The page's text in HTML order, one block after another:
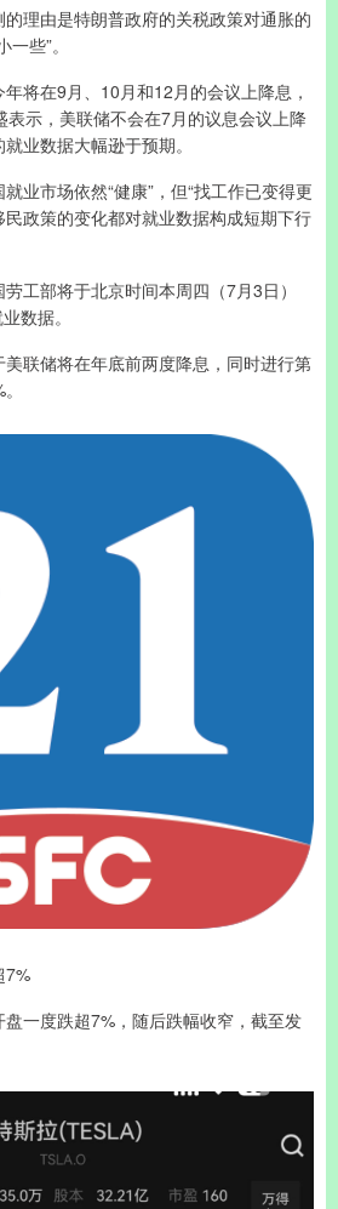
理由是特朗普政府的关税政策对通胀的
些”。
在9月、10月和12月的会议上降息，
示，美联储不会在7月的议息会议上降
业数据大幅逊于预期。
市场依然“健康”，但“找工作已变得更
政策的变化都对就业数据构成短期下行
部将于北京时间本周四（7月3日）
数据。
联储将在年底前两度降息，同时进行第
一度跌超7%，随后跌幅收窄，截至发